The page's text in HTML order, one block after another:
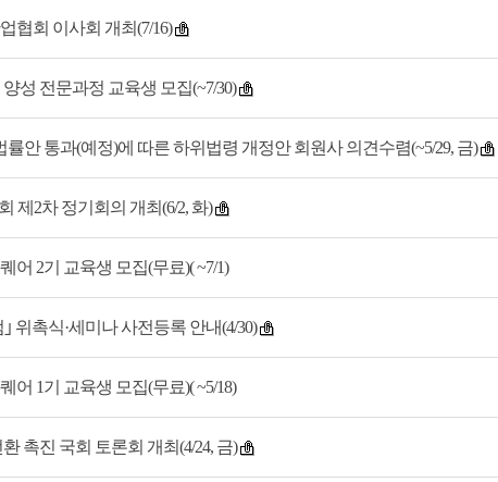
협회 이사회 개최(7/16)
성 전문과정 교육생 모집(~7/30)
안 통과(예정)에 따른 하위법령 개정안 회원사 의견수렴(~5/29, 금)
제2차 정기회의 개최(6/2, 화)
어 2기 교육생 모집(무료)( ~7/1)
위촉식·세미나 사전등록 안내(4/30)
어 1기 교육생 모집(무료)( ~5/18)
촉진 국회 토론회 개최(4/24, 금)